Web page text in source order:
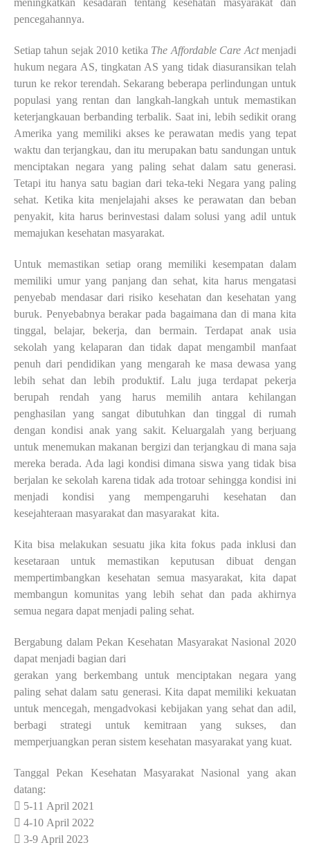
meningkatkan kesadaran tentang kesehatan masyarakat dan
pencegahannya.
Setiap tahun sejak 2010 ketika The Affordable Care Actmenjadi
hukum negara AS, tingkatan AS yang tidak diasuransikan telah
turun ke rekor terendah. Sekarang beberapa perlindungan untuk
populasi yang rentan dan langkah-langkah untuk memastikan
keterjangkauan berbanding terbalik. Saat ini, lebih sedikit orang
Amerika yang memiliki akses ke perawatan medis yang tepat
waktu dan terjangkau, dan itu merupakan batu sandungan untuk
menciptakan
negara yang paling sehat dalam satu generasi.
Tetapi itu hanya satu bagian dari teka-teki Negara yang paling
sehat. Ketika kita menjelajahi akses ke perawatan dan beban
penyakit, kita harus berinvestasi dalam solusi yang adil untuk
memajukan kesehatan masyarakat.
Untuk memastikan setiap orang memiliki kesempatan dalam
memiliki umur yang panjang dan sehat, kita harus mengatasi
penyebab mendasar dari risiko kesehatan dan kesehatan yang
buruk. Penyebabnya berakar pada bagaimana dan di mana kita
tinggal, belajar, bekerja, dan
bermain. Terdapat anak usia
sekolah yang kelaparan dan tidak dapat mengambil manfaat
penuh dari pendidikan yang mengarah ke masa dewasa yang
lebih sehat dan lebih produktif. Lalu juga
terdapat pekerja
berupah rendah yang harus memilih antara kehilangan
penghasilan yang sangat
dibutuhkan dan tinggal di rumah
dengan kondisi anak yang sakit. Keluargalah yang berjuang
untuk menemukan makanan bergizi dan terjangkau di mana saja
mereka berada. Ada lagi kondisi dimana siswa yang tidak bisa
berjalan ke sekolah karena tidak ada trotoar sehingga kondisi ini
menjadi kondisi yang mempengaruhi kesehatan dan
kesejahteraan masyarakat dan masyarakat kita.
Kita bisa melakukan sesuatu jika kita fokus pada inklusi dan
kesetaraan untuk
memastikan keputusan dibuat dengan
mempertimbangkan kesehatan semua masyarakat, kita
dapat
membangun komunitas yang lebih sehat dan pada akhirnya
semua negara dapat menjadi paling sehat.
Bergabung dalam Pekan Kesehatan Masyarakat Nasional 2020
dapat menjadi bagian dari
gerakan yang berkembang untuk menciptakan negara yang
paling sehat dalam satu generasi. Kita dapat memiliki kekuatan
untuk mencegah, mengadvokasi kebijakan yang sehat dan adil,
berbagi
strategi untuk kemitraan yang sukses, dan
memperjuangkan peran sistem kesehatan masyarakat yang kuat.
Tanggal Pekan Kesehatan Masyarakat Nasional yang akan
datang:
 5-11 April 2021
 4-10 April 2022
 3-9 April 2023